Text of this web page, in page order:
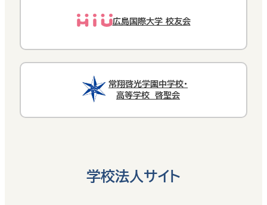
広島国際大学 校友会
常翔啓光学園中学校・
高等学校 啓聖会
学校法人サイト